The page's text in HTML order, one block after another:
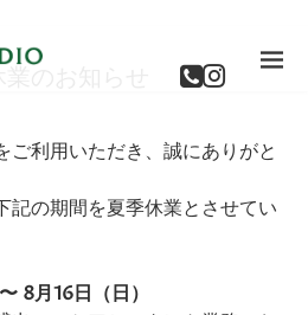
ご利用いただき、誠にありがと
記の期間を夏季休業とさせてい
8月16日（日）